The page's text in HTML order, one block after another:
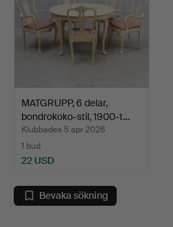
MATGRUPP, 6 delar,
bondrokoko-stil, 1900-t…
Klubbades 5 apr 2026
1 bud
22 USD
Bevaka sökning